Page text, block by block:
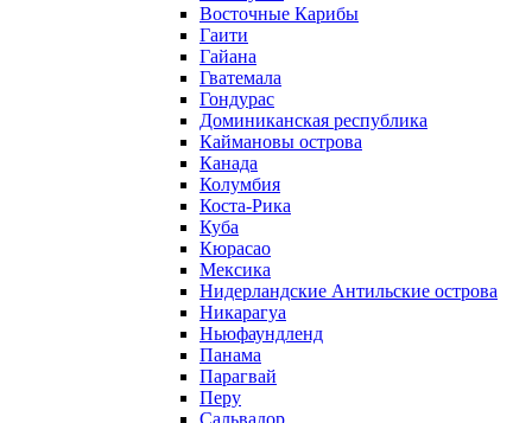
Восточные Карибы
Гаити
Гайана
Гватемала
Гондурас
Доминиканская республика
Каймановы острова
Канада
Колумбия
Коста-Рика
Куба
Кюрасао
Мексика
Нидерландские Антильские острова
Никарагуа
Ньюфаундленд
Панама
Парагвай
Перу
Сальвадор